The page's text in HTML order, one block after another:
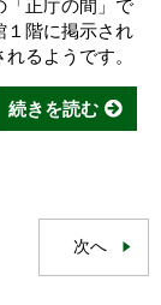
「正庁の間」で
１階に掲示され
るようです。
続きを読む
次へ